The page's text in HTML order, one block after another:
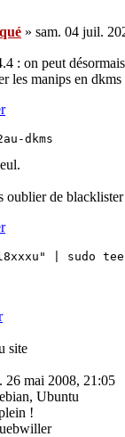
» sam. 04 juil.
: on peut
les manips en dkms
dkms
oublier de
| sudo tee
site
26 mai 2008, 21:05
Ubuntu
!